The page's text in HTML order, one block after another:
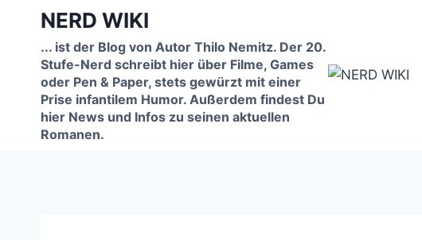
springen
NERD WIKI
... ist der Blog von Autor Thilo Nemitz. Der 20.
Stufe-Nerd schreibt hier über Filme, Games
oder Pen & Paper, stets gewürzt mit einer
Prise infantilem Humor. Außerdem findest Du
hier News und Infos zu seinen aktuellen
Romanen.